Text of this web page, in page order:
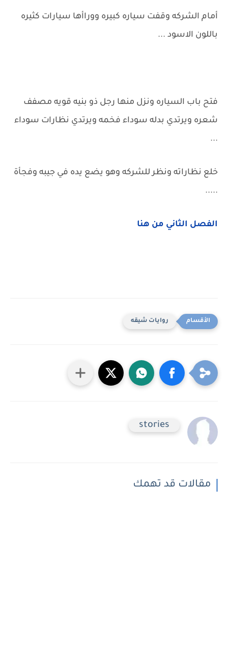
أمام الشركه وقفت سياره كبيره ووراأها سيارات كثيره
باللون الاسود ...
فتح باب السياره ونزل منها رجل ذو بنيه قويه مصفف
شعره ويرتدي بدله سوداء فخمه ويرتدي نظارات سوداء
...
خلع نظاراته ونظر للشركه وهو يضع يده في جيبه وفجأة
.....
الفصل الثاني من هنا
روايات شيقه
stories
مقالات قد تهمك